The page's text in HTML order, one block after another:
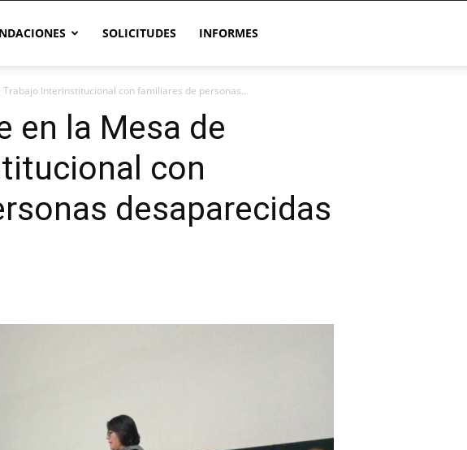
SOLICITUDES INFORMES
Trabajo Interinstitucional con familiares de personas...
en la Mesa de
con
desaparecidas